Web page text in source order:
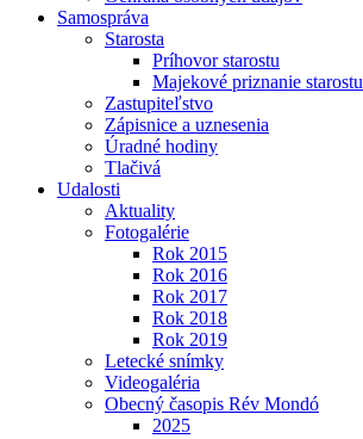
Samospráva
Starosta
Príhovor starostu
Majekové priznanie starostu
Zastupiteľstvo
Zápisnice a uznesenia
Úradné hodiny
Tlačivá
Udalosti
Aktuality
Fotogalérie
Rok 2015
Rok 2016
Rok 2017
Rok 2018
Rok 2019
Letecké snímky
Videogaléria
Obecný časopis Rév Mondó
2025